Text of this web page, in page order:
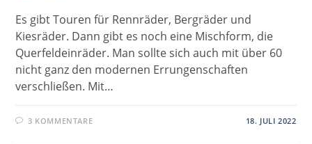
Es gibt Touren für Rennräder, Bergräder und
Kiesräder. Dann gibt es noch eine Mischform, die
Querfeldeinräder. Man sollte sich auch mit über 60
nicht ganz den modernen Errungenschaften
verschließen. Mit…
3 KOMMENTARE 18. JULI 2022